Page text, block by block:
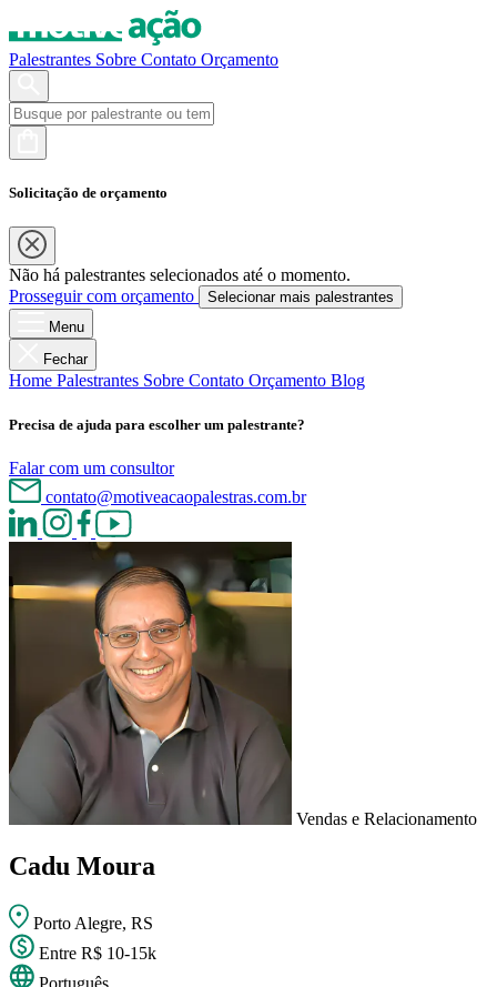
Palestrantes Sobre Contato Orçamento
Solicitação de orçamento
Não há palestrantes selecionados até o momento.
Prosseguir com orçamento
Selecionar mais palestrantes
Menu
Fechar
Home Palestrantes Sobre Contato Orçamento Blog
Precisa de ajuda para escolher um palestrante?
Falar com um consultor
contato@motiveacaopalestras.com.br
Vendas e Relacionamento
Cadu Moura
Porto Alegre, RS
Entre R$ 10-15k
Português